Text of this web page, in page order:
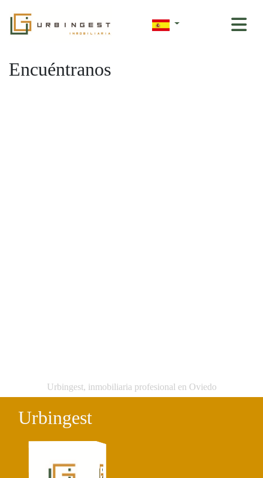
Encuéntranos
Urbingest, inmobiliaria profesional en Oviedo
Urbingest